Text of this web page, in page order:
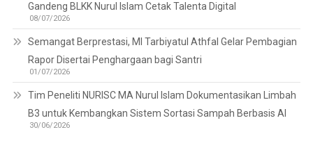
Gandeng BLKK Nurul Islam Cetak Talenta Digital
08/07/2026
Semangat Berprestasi, MI Tarbiyatul Athfal Gelar Pembagian
Rapor Disertai Penghargaan bagi Santri
01/07/2026
Tim Peneliti NURISC MA Nurul Islam Dokumentasikan Limbah
B3 untuk Kembangkan Sistem Sortasi Sampah Berbasis AI
30/06/2026